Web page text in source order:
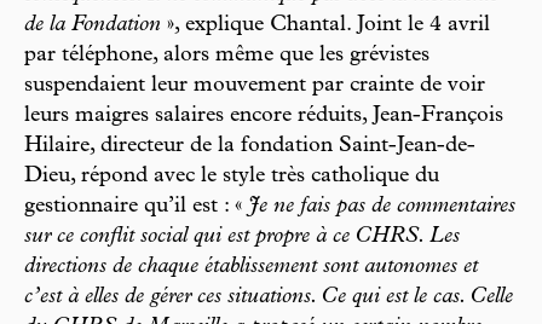
de la Fondation », explique Chantal. Joint le 4 avril
par téléphone, alors même que les grévistes
suspendaient leur mouvement par crainte de voir
leurs maigres salaires encore réduits, Jean-François
Hilaire, directeur de la fondation Saint-Jean-de-
Dieu, répond avec le style très catholique du
gestionnaire qu’il est : « Je ne fais pas de commentaires
sur ce conflit social qui est propre à ce CHRS. Les
directions de chaque établissement sont autonomes et
c’est à elles de gérer ces situations. Ce qui est le cas. Celle